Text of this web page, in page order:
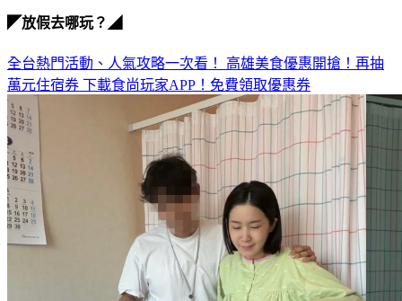
◤放假去哪玩？◢
全台熱門活動、人氣攻略一次看！ 高雄美食優惠開搶！再抽
萬元住宿券 下載食尚玩家APP！免費領取優惠券